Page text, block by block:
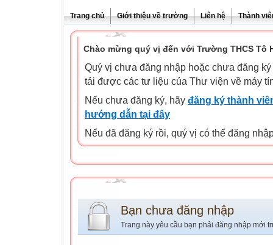
Trang chủ Giới thiệu về trường Liên hệ Thành
Chào mừng quý vị đến với Trường THCS Tô
Quý vị chưa đăng nhập hoặc chưa đăng
tải được các tư liệu của Thư viện về máy
Nếu chưa đăng ký, hãy đăng ký thành
hướng dẫn tại đây
Nếu đã đăng ký rồi, quý vị có thể đăng
Bạn chưa đăng nhập
Trang này yêu cầu bạn phải đăng nhập mới